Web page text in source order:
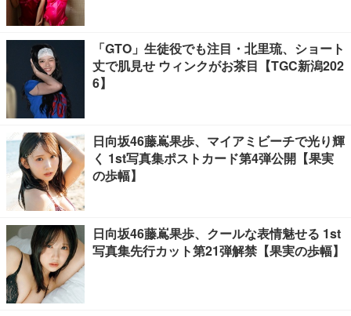
「GTO」生徒役でも注目・北里琉、ショート
丈で肌見せ ウィンクがお茶目【TGC新潟202
6】
日向坂46藤嶌果歩、マイアミビーチで光り輝
く 1st写真集ポストカード第4弾公開【果実
の歩幅】
日向坂46藤嶌果歩、クールな表情魅せる 1st
写真集先行カット第21弾解禁【果実の歩幅】